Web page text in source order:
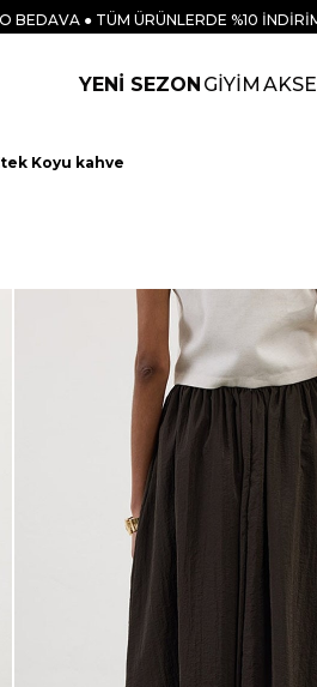
BEDAVA ● TÜM ÜRÜNLERDE %10
YENİ SEZON GİYİM
Koyu kahve